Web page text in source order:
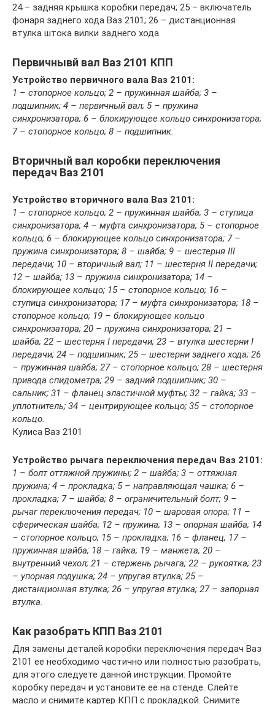
24 – задняя крышка коробки передач; 25 – включатель
фонаря заднего хода Ваз 2101; 26 – дистанционная
втулка штока вилки заднего хода.
Первичнывй вал Ваз 2101 КПП
Устройство первичного вала Ваз 2101:
1 – стопорное кольцо; 2 – пружинная шайба; 3 –
подшипник; 4 – первичный вал; 5 – пружина
синхронизатора; 6 – блокирующее кольцо синхронизатора;
7 – стопорное кольцо; 8 – подшипник.
Вторичный вал коробки переключения
передач Ваз 2101
Устройство вторичного вала Ваз 2101:
1 – стопорное кольцо; 2 – пружинная шайба; 3 – ступица
синхронизатора; 4 – муфта синхронизатора; 5 – стопорное
кольцо; 6 – блокирующее кольцо синхронизатора; 7 –
пружина синхронизатора; 8 – шайба; 9 – шестерня III
передачи; 10 – вторичный вал; 11 – шестерня II передачи;
12 – шайба; 13 – пружина синхронизатора; 14 –
блокирующее кольцо; 15 – стопорное кольцо; 16 –
ступица синхронизатора; 17 – муфта синхронизатора; 18 –
стопорное кольцо; 19 – блокирующее кольцо
синхронизатора; 20 – пружина синхронизатора; 21 –
шайба; 22 – шестерня I передачи; 23 – втулка шестерни I
передачи; 24 – подшипник; 25 – шестерни заднего хода; 26
– пружинная шайба; 27 – стопорное кольцо; 28 – шестерня
привода спидометра; 29 – задний подшипник; 30 –
сальник; 31 – фланец эластичной муфты; 32 – гайка; 33 –
уплотнитель; 34 – центрирующее кольцо; 35 – стопорное
кольцо.
Кулиса Ваз 2101
Устройство рычага переключения передач Ваз 2101:
1 – болт оттяжной пружины; 2 – шайба; 3 – оттяжная
пружина; 4 – прокладка; 5 – направляющая чашка; 6 –
прокладка; 7 – шайба; 8 – ограничительный болт; 9 –
рычаг переключения передач; 10 – шаровая опора; 11 –
сферическая шайба; 12 – пружина; 13 – опорная шайба; 14
– стопорное кольцо; 15 – прокладка; 16 – фланец; 17 –
пружинная шайба; 18 – гайка; 19 – манжета; 20 –
внутренний чехол; 21 – стержень рычага; 22 – рукоятка; 23
– упорная подушка; 24 – упругая втулка; 25 –
дистанционная втулка; 26 – упругая втулка; 27 – запорная
втулка.
Как разобрать КПП Ваз 2101
Для замены деталей коробки переключения передач Ваз
2101 ее необходимо частично или полностью разобрать,
для этого следуете данной инструкции: Промойте
коробку передач и установите ее на стенде. Слейте
масло и снимите картер КПП с прокладкой. Снимите